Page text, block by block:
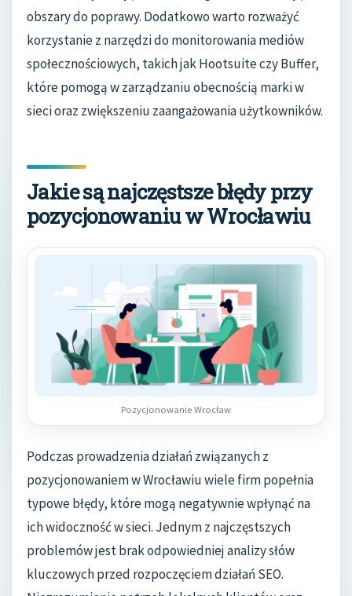
obszary do poprawy. Dodatkowo warto rozważyć
korzystanie z narzędzi do monitorowania mediów
społecznościowych, takich jak Hootsuite czy Buffer,
które pomogą w zarządzaniu obecnością marki w
sieci oraz zwiększeniu zaangażowania użytkowników.
Jakie są najczęstsze błędy przy
pozycjonowaniu w Wrocławiu
Pozycjonowanie Wrocław
Podczas prowadzenia działań związanych z
pozycjonowaniem w Wrocławiu wiele firm popełnia
typowe błędy, które mogą negatywnie wpłynąć na
ich widoczność w sieci. Jednym z najczęstszych
problemów jest brak odpowiedniej analizy słów
kluczowych przed rozpoczęciem działań SEO.